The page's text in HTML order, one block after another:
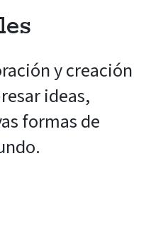
y creación
ideas,
formas de